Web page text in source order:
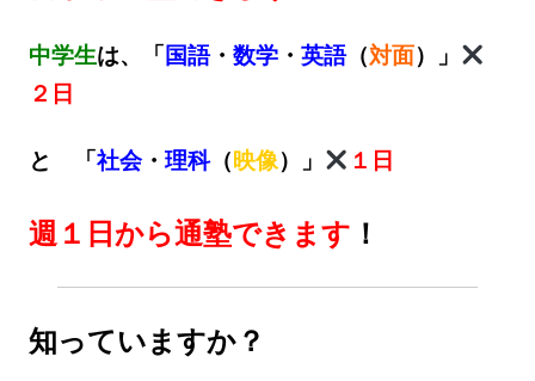
中学生は、 「国語・ 数学 ・ 英語（対面）」
２日
と 「社会・ 理科（映像）」 １日
週１日から通塾できます ！
知っていますか？